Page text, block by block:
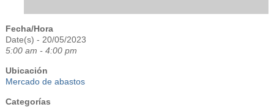
Fecha/Hora
Date(s) - 20/05/2023
5:00 am - 4:00 pm
Ubicación
Mercado de abastos
Categorías